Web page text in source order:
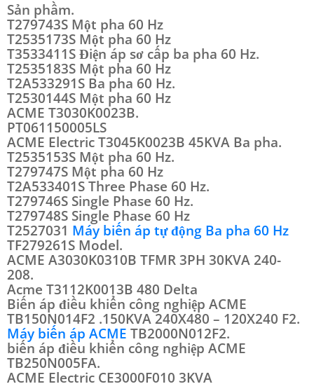
Sản phầm.
T279743S Một pha 60 Hz
T2535173S Một pha 60 Hz
T3533411S Điện áp sơ cấp ba pha 60 Hz.
T2535183S Một pha 60 Hz
T2A533291S Ba pha 60 Hz.
T2530144S Một pha 60 Hz
ACME T3030K0023B.
PT061150005LS
ACME Electric T3045K0023B 45KVA Ba pha.
T2535153S Một pha 60 Hz.
T279747S Một pha 60 Hz
T2A533401S Three Phase 60 Hz.
T279746S Single Phase 60 Hz.
T279748S Single Phase 60 Hz
T2527031 Máy biến áp tự động Ba pha 60 Hz
TF279261S Model.
ACME A3030K0310B TFMR 3PH 30KVA 240-
208.
Acme T3112K0013B 480 Delta
Biến áp điều khiển công nghiệp ACME
TB150N014F2 .150KVA 240X480 – 120X240 F2.
Máy biến áp ACME TB2000N012F2.
biến áp điều khiển công nghiệp ACME
TB250N005FA.
ACME Electric CE3000F010 3KVA